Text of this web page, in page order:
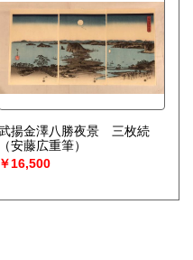
揚金澤八勝夜景 三枚続
（安藤広重筆）
￥16,500